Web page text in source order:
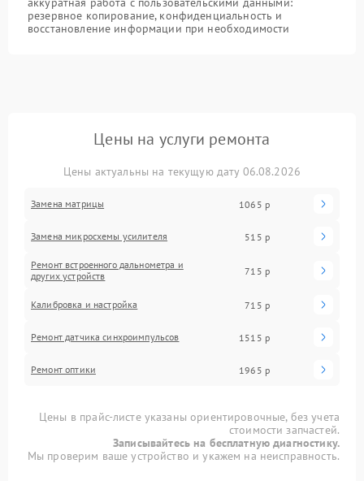
резервное копирование, конфиденциальность и
восстановление информации при необходимости
Цены на услуги ремонта
Цены актуальны на текущую дату 06.08.2026
Замена матрицы 1065 р
Замена микросхемы усилителя 515 р
Ремонт встроенного дальнометра и
других устройств
715 р
Калибровка и настройка 715 р
Ремонт датчика синхроимпульсов 1515 р
Ремонт оптики 1965 р
Цены в прайс-листе указаны ориентировочные, без учета
стоимости запчастей.
Записывайтесь на бесплатную диагностику.
Мы проверим ваше устройство и укажем на неисправность.